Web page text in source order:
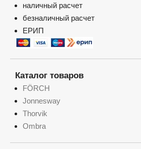
наличный расчет
безналичный расчет
ЕРИП
Каталог товаров
FÖRCH
Jonnesway
Thorvik
Ombra